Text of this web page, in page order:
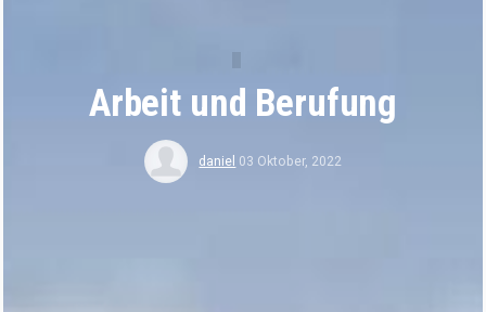
Arbeit und Berufung
daniel 03 Oktober, 2022